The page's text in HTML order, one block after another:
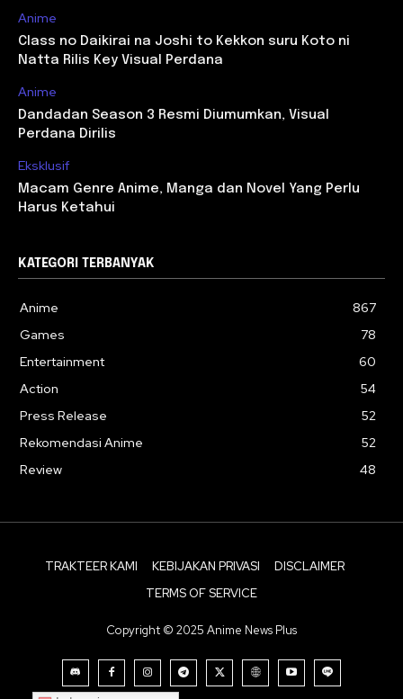
Anime
Class no Daikirai na Joshi to Kekkon suru Koto ni
Natta Rilis Key Visual Perdana
Anime
Dandadan Season 3 Resmi Diumumkan, Visual
Perdana Dirilis
Eksklusif
Macam Genre Anime, Manga dan Novel Yang Perlu
Harus Ketahui
KATEGORI TERBANYAK
Anime
867
Games
78
Entertainment
60
Action
54
Press Release
52
Rekomendasi Anime
52
Review
48
TRAKTEER KAMI KEBIJAKAN PRIVASI
DISCLAIMER
TERMS OF SERVICE
Copyright © 2025 Anime News Plus